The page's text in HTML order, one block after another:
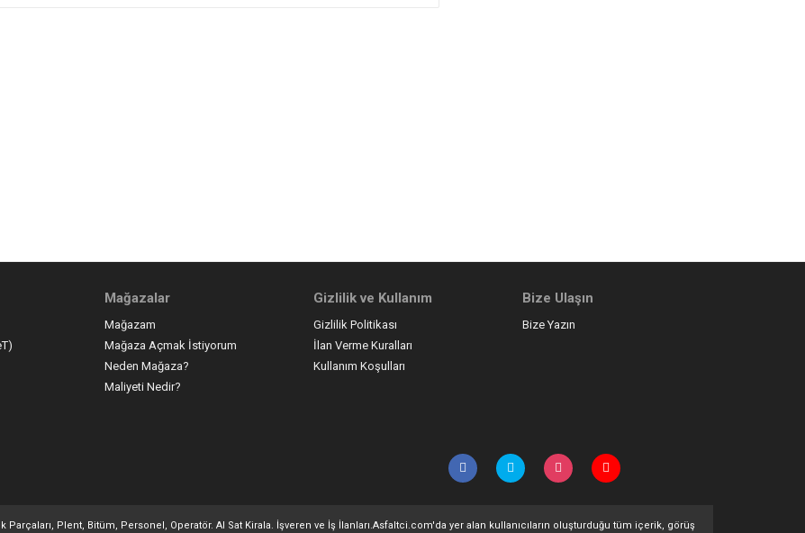
Mağazalar
Mağazam
Mağaza Açmak İstiyorum
Neden Mağaza?
Maliyeti Nedir?
Gizlilik ve Kullanım
Gizlilik Politikası
İlan Verme Kuralları
Kullanım Koşulları
Bize Ulaşın
Bize Yazın
Plent, Bitüm, Personel, Operatör. Al Sat Kirala. İşveren ve İş İlanları.Asfaltci.com'da yer alan kullanıcıların oluşturduğu tüm içerik, görüş